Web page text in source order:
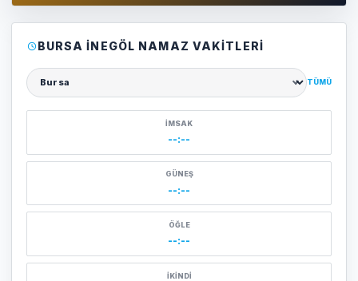
BURSA İNEGÖL NAMAZ VAKITLERI
Şehir seçin
TÜMÜ
İMSAK
--:--
GÜNEŞ
--:--
ÖĞLE
--:--
İKINDI